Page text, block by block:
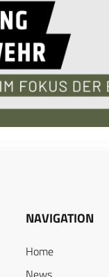
NAVIGATION
Home